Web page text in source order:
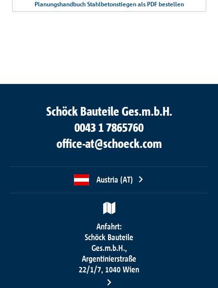
Planungshandbuch Stahlbetonstiegen als PDF bestellen
Schöck Bauteile Ges.m.b.H.
0043 1 7865760
office-at@schoeck.com
Austria (AT)
Anfahrt:
Schöck Bauteile
Ges.m.b.H.,
Argentinierstraße
22/1/7, 1040 Wien